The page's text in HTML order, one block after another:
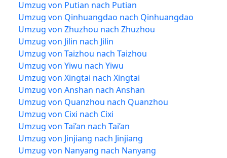
Umzug von Putian nach Putian
Umzug von Qinhuangdao nach Qinhuangdao
Umzug von Zhuzhou nach Zhuzhou
Umzug von Jilin nach Jilin
Umzug von Taizhou nach Taizhou
Umzug von Yiwu nach Yiwu
Umzug von Xingtai nach Xingtai
Umzug von Anshan nach Anshan
Umzug von Quanzhou nach Quanzhou
Umzug von Cixi nach Cixi
Umzug von Tai’an nach Tai’an
Umzug von Jinjiang nach Jinjiang
Umzug von Nanyang nach Nanyang